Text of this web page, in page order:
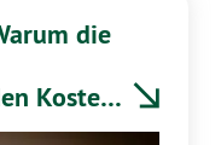
die
Kosten